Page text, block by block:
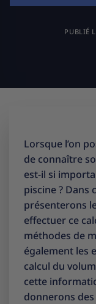
PUBLIÉ
Lorsque l’on
de connaître
est-il si
piscine ? Dans
présenterons
effectuer ce
méthodes de
également les
calcul du
cette
donnerons